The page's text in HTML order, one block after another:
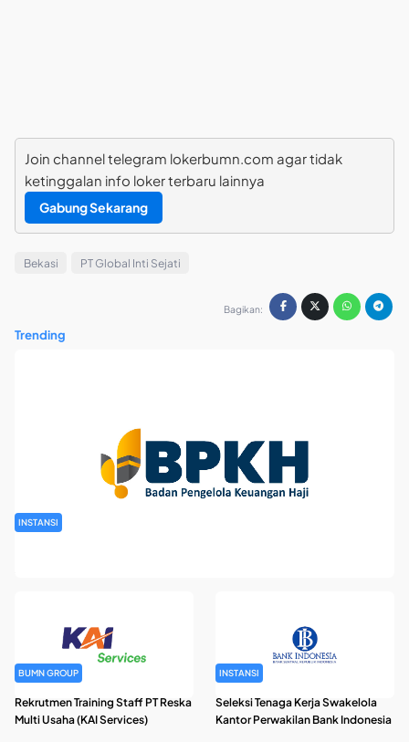
Join channel telegram lokerbumn.com agar tidak
ketinggalan info loker terbaru lainnya
Gabung Sekarang
Bekasi PT Global Inti Sejati
Bagikan:
Trending
INSTANSI
BUMN GROUP
Rekrutmen Training Staff PT Reska
Multi Usaha (KAI Services)
INSTANSI
Seleksi Tenaga Kerja Swakelola
Kantor Perwakilan Bank Indonesia